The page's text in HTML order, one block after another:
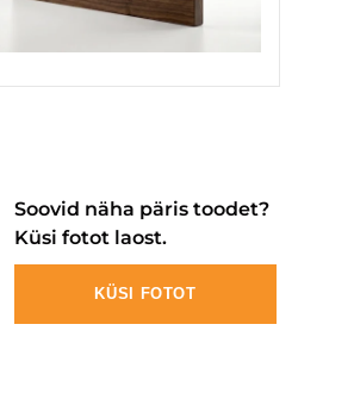
Soovid näha päris toodet?
Küsi fotot laost.
KÜSI FOTOT